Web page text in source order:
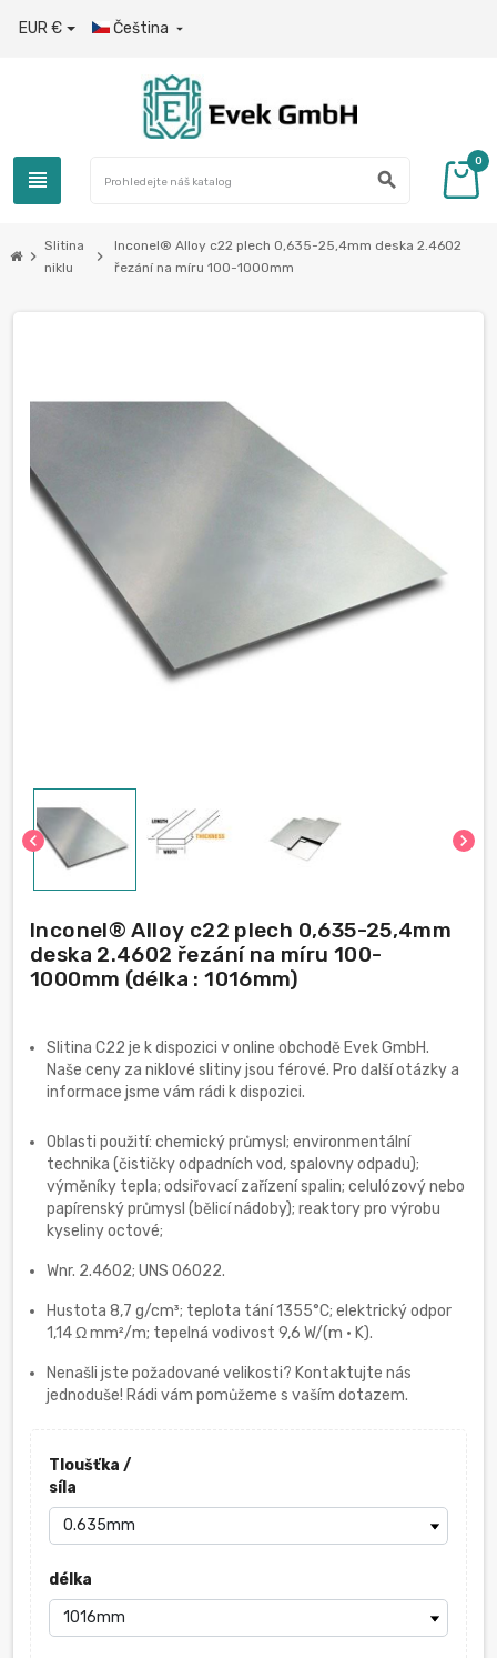
EUR € Čeština 
view_headline search
0
chevron_right
Slitina
niklu
chevron_right
Inconel® Alloy c22 plech 0,635-25,4mm deska 2.4602
řezání na míru 100-1000mm
chevron_left chevron_right
Inconel® Alloy c22 plech 0,635-25,4mm
deska 2.4602 řezání na míru 100-
1000mm (délka : 1016mm)
Slitina C22 je k dispozici v online obchodě Evek GmbH.
Naše ceny za niklové slitiny jsou férové. Pro další otázky a
informace jsme vám rádi k dispozici.
Oblasti použití: chemický průmysl; environmentální
technika (čističky odpadních vod, spalovny odpadu);
výměníky tepla; odsiřovací zařízení spalin; celulózový nebo
papírenský průmysl (bělicí nádoby); reaktory pro výrobu
kyseliny octové;
Wnr. 2.4602; UNS 06022.
Hustota 8,7 g/cm³; teplota tání 1355°C; elektrický odpor
1,14 Ω mm²/m; tepelná vodivost 9,6 W/(m · K).
Nenašli jste požadované velikosti? Kontaktujte nás
jednoduše! Rádi vám pomůžeme s vaším dotazem.
Tloušťka /
síla
délka